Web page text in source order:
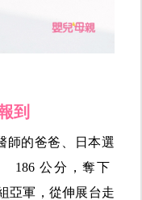
到
師的爸爸、日本選
186 公分，奪下
亞軍，從伸展台走